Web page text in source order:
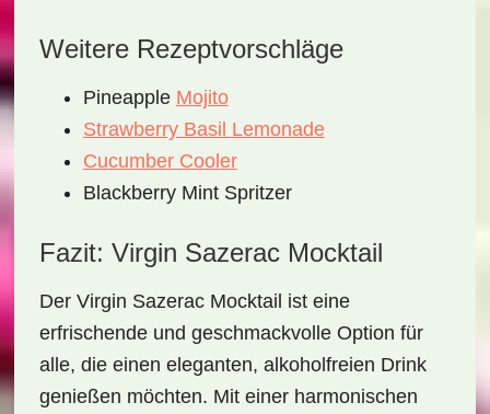
Weitere Rezeptvorschläge
Pineapple Mojito
Strawberry Basil Lemonade
Cucumber Cooler
Blackberry Mint Spritzer
Fazit: Virgin Sazerac Mocktail
Der Virgin Sazerac Mocktail ist eine
erfrischende und geschmackvolle Option für
alle, die einen eleganten, alkoholfreien Drink
genießen möchten. Mit einer harmonischen